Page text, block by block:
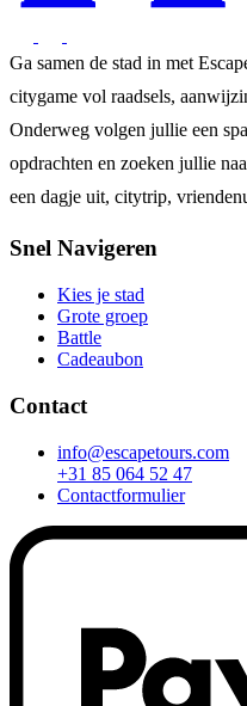
Ga samen de stad in met
citygame vol raadsels,
Onderweg volgen jullie een
opdrachten en zoeken jullie
een dagje uit, citytrip,
Snel Navigeren
Kies je stad
Grote groep
Battle
Cadeaubon
Contact
info@escapetours.com
+31 85 064 52 47
Contactformulier